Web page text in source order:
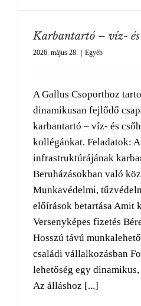
Karbantartó – víz- és
2026. május 28. | Egyéb
A Gallus Csoporthoz
dinamikusan fejlődő
karbantartó – víz- és
kollégánkat. Feladatok:
infrastruktúrájának
Beruházásokban való
Munkavédelmi,
előírások betartása Amit
Versenyképes fizetés
Hosszú távú
családi vállalkozásban
lehetőség egy
Az álláshoz [...]